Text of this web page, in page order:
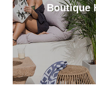
12:24
Απόψε, ποιητική βραδιά
Πυργί”, στο Τσακαρισιάνο
11:56
Αντίστροφη μέτρηση για
Ληξούρι. Αναλυτικό
Boutique